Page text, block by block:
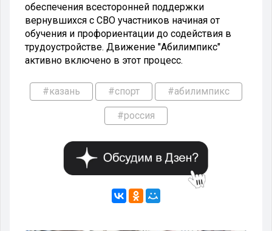
обеспечения всесторонней поддержки
вернувшихся с СВО участников начиная от
обучения и профориентации до содействия в
трудоустройстве. Движение "Абилимпикс"
активно включено в этот процесс.
#казань #спорт #абилимпикс
#россия